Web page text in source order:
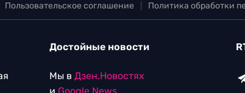
Пользовательское соглашение Политика обработки
Достойные новости
Мы в Дзен.Новостях